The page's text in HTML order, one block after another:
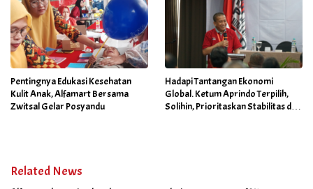
Pentingnya Edukasi Kesehatan
Kulit Anak, Alfamart Bersama
Zwitsal Gelar Posyandu
Hadapi Tantangan Ekonomi
Global. Ketum Aprindo Terpilih,
Solihin, Prioritaskan Stabilitas dan
Related News